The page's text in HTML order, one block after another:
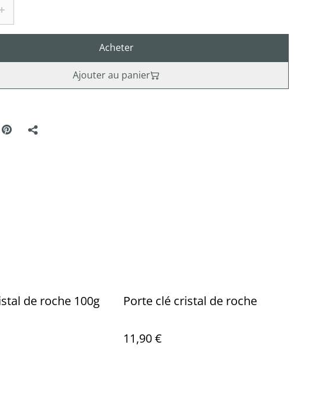
Acheter
Ajouter au panier
de roche 100g Porte clé cristal de roche
11,90 €